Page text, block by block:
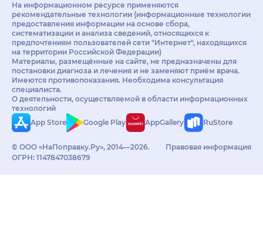
На информационном ресурсе применяются
рекомендательные технологии (информационные технологии
предоставления информации на основе сбора,
систематизации и анализа сведений, относящихся к
предпочтениям пользователей сети "Интернет", находящихся
на территории Российской Федерации)
Материалы, размещённые на сайте, не предназначены для
постановки диагноза и лечения и не заменяют приём врача.
Имеются противопоказания. Необходима консультация
специалиста.
О деятельности, осуществляемой в области информационных
технологий
App Store
Google Play AppGallery RuStore
© ООО «НаПоправку.Ру», 2014—2026.
ОГРН: 1147847038679
Правовая информация